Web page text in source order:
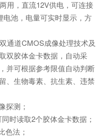
，直流12V供电，可连接
池，电量可实时显示，方
道CMOS成像处理技术及
双胶体金卡数据，自动采
并可根据参考限值自动判断
、生物毒素、抗生素、违禁
测；
读取2个胶体金卡数据；
法；